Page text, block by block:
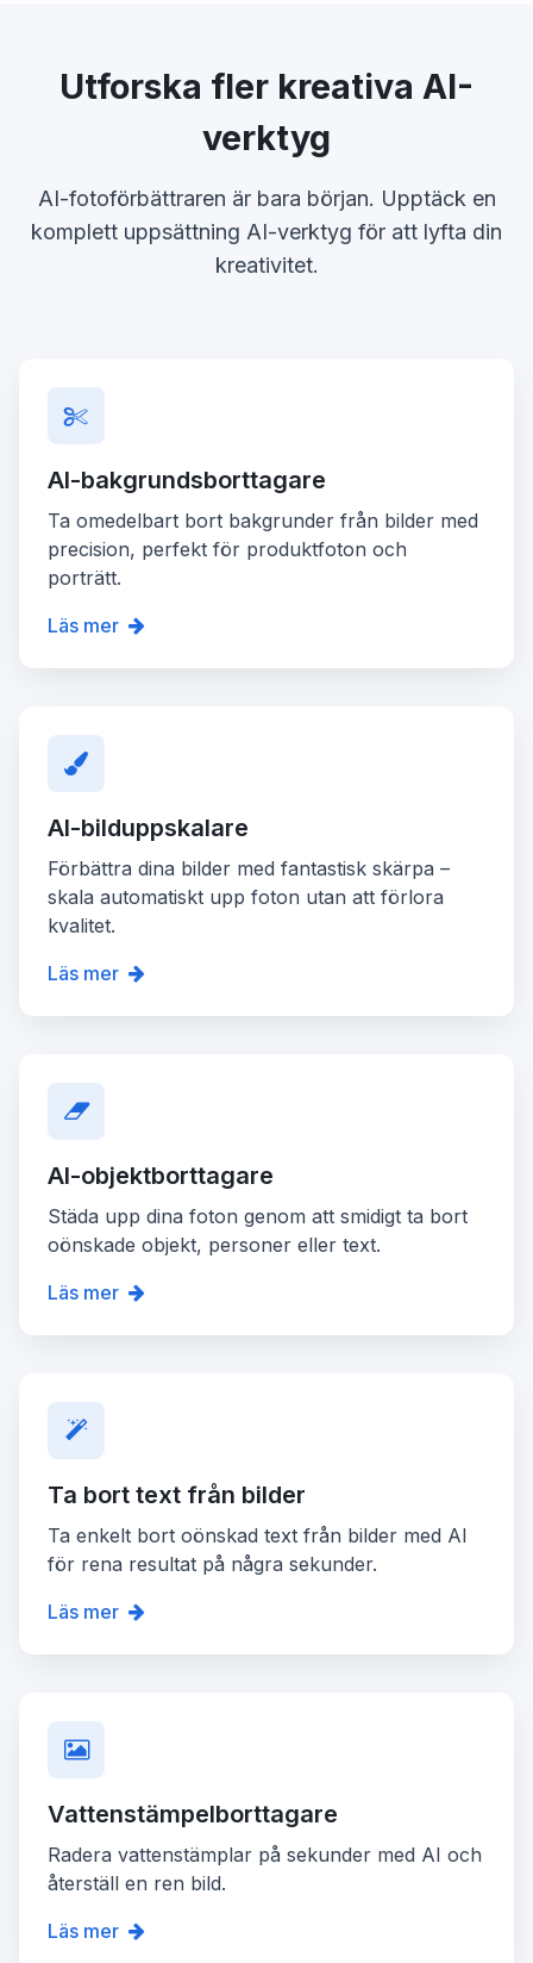
Utforska fler kreativa AI-
verktyg
AI-fotoförbättraren är bara början. Upptäck en
komplett uppsättning AI-verktyg för att lyfta din
kreativitet.
AI-bakgrundsborttagare
Ta omedelbart bort bakgrunder från bilder med
precision, perfekt för produktfoton och
porträtt.
Läs mer
AI-bilduppskalare
Förbättra dina bilder med fantastisk skärpa –
skala automatiskt upp foton utan att förlora
kvalitet.
Läs mer
AI-objektborttagare
Städa upp dina foton genom att smidigt ta bort
oönskade objekt, personer eller text.
Läs mer
Ta bort text från bilder
Ta enkelt bort oönskad text från bilder med AI
för rena resultat på några sekunder.
Läs mer
Vattenstämpelborttagare
Radera vattenstämplar på sekunder med AI och
återställ en ren bild.
Läs mer